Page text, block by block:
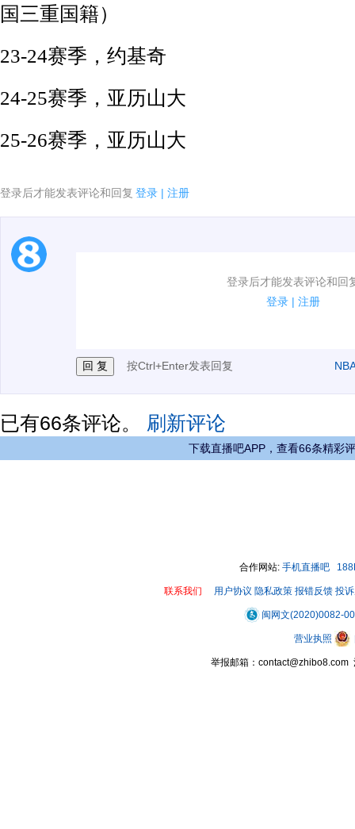
国三重国籍）
23-24赛季，约基奇
24-25赛季，亚历山大
25-26赛季，亚历山大
登录后才能发表评论和回复 登录 | 注册
登录后才能发表评论和回
登录 | 注册
1.电脑端新用户可以发表评论了！
按Ctrl+Enter发表回复
已有66条评论。 刷新评论
下载直播吧APP，查看66条精彩
合作网站: 手机直播吧
联系我们 用户协议 隐私政策 报错反馈 投
闽网文(2020)0082-
营业执照
举报邮箱：